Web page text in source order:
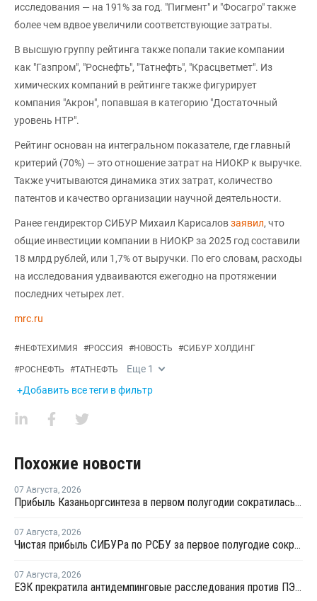
исследования — на 191% за год. "Пигмент" и "Фосагро" также
более чем вдвое увеличили соответствующие затраты.
В высшую группу рейтинга также попали такие компании
как "Газпром", "Роснефть", "Татнефть", "Красцветмет". Из
химических компаний в рейтинге также фигурирует
компания "Акрон", попавшая в категорию "Достаточный
уровень НТР".
Рейтинг основан на интегральном показателе, где главный
критерий (70%) — это отношение затрат на НИОКР к выручке.
Также учитываются динамика этих затрат, количество
патентов и качество организации научной деятельности.
Ранее гендиректор СИБУР Михаил Карисаловзаявил, что
общие инвестиции компании в НИОКР за 2025 год составили
18 млрд рублей, или 1,7% от выручки. По его словам, расходы
на исследования удваиваются ежегодно на протяжении
последних четырех лет.
mrc.ru
#НЕФТЕХИМИЯ #РОССИЯ #НОВОСТЬ #СИБУР ХОЛДИНГ
#РОСНЕФТЬ #ТАТНЕФТЬ Еще 1
+Добавить все теги в фильтр
Похожие новости
07 Августа, 2026
Прибыль Казаньоргсинтеза в первом полугодии сократилась более чем в 2 раза
07 Августа, 2026
Чистая прибыль СИБУРа по РСБУ за первое полугодие сократилась в 3,6 раза
07 Августа, 2026
ЕЭК прекратила антидемпинговые расследования против ПЭ и ПП из Азербайджана и Туркменистана